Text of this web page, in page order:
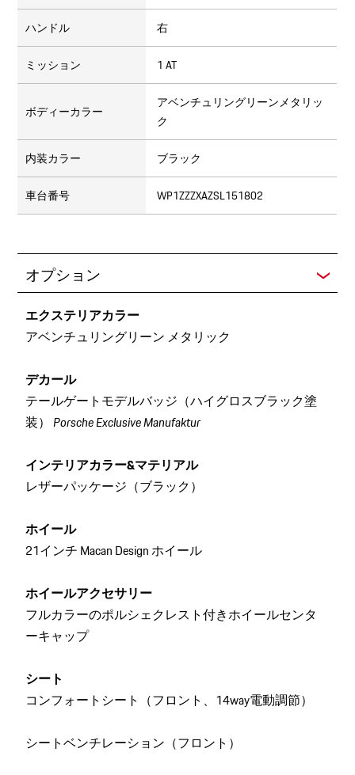
ハンドル 右
ミッション 1 AT
ボディーカラー
アベンチュリングリーンメタリッ
ク
内装カラー ブラック
車台番号 WP1ZZZXAZSL151802
オプション
エクステリアカラー
アベンチュリングリーン メタリック
デカール
テールゲートモデルバッジ（ハイグロスブラック塗
装）Porsche Exclusive Manufaktur
インテリアカラー&マテリアル
レザーパッケージ（ブラック）
ホイール
21インチ Macan Design ホイール
ホイールアクセサリー
フルカラーのポルシェクレスト付きホイールセンタ
ーキャップ
シート
コンフォートシート（フロント、14way電動調節）
シートベンチレーション（フロント）